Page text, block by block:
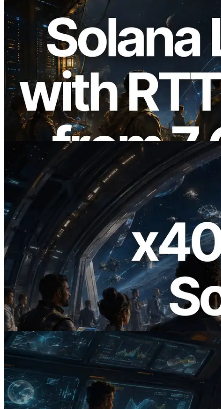
2026.08.05
ERPC erweitert Solana Leader Slot API
um Ping-Messung aus 7 globalen
Regionen — Validators Information API
ebenfalls gestartet
Lesen Sie diesen Artikel
2026.07.04
ERPC startet x402-fähige Solana RPC —
Der Beginn einer Ära, in der KI-Agenten
APIs bei Bedarf bezahlen
Lesen Sie diesen Artikel